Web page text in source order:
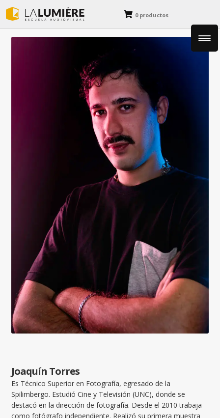
Cine y Animación
Diseño y Dibujo
Blog
0 productos
Joaquín Torres
Es Técnico Superior en Fotografía, egresado de la
Spilimbergo. Estudió Cine y Televisión (UNC), donde se
destacó en la dirección de fotografía. Desde el 2010 trabaja
como fotógrafo independiente. Realizó su primera muestra